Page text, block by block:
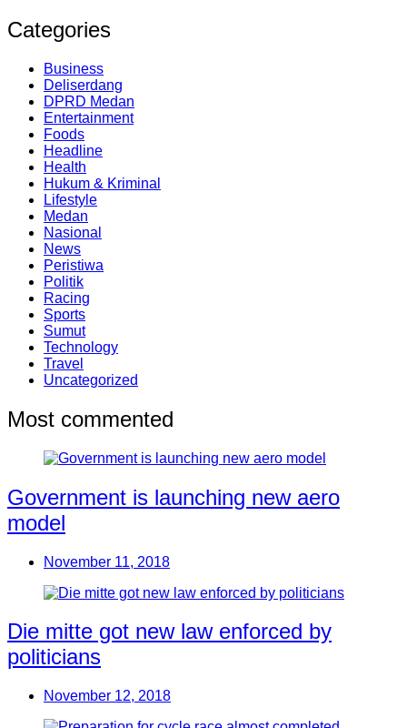
Categories
Business
Deliserdang
DPRD Medan
Entertainment
Foods
Headline
Health
Hukum & Kriminal
Lifestyle
Medan
Nasional
News
Peristiwa
Politik
Racing
Sports
Sumut
Technology
Travel
Uncategorized
Most commented
Government is launching new aero
model
November 11, 2018
Die mitte got new law enforced by
politicians
November 12, 2018